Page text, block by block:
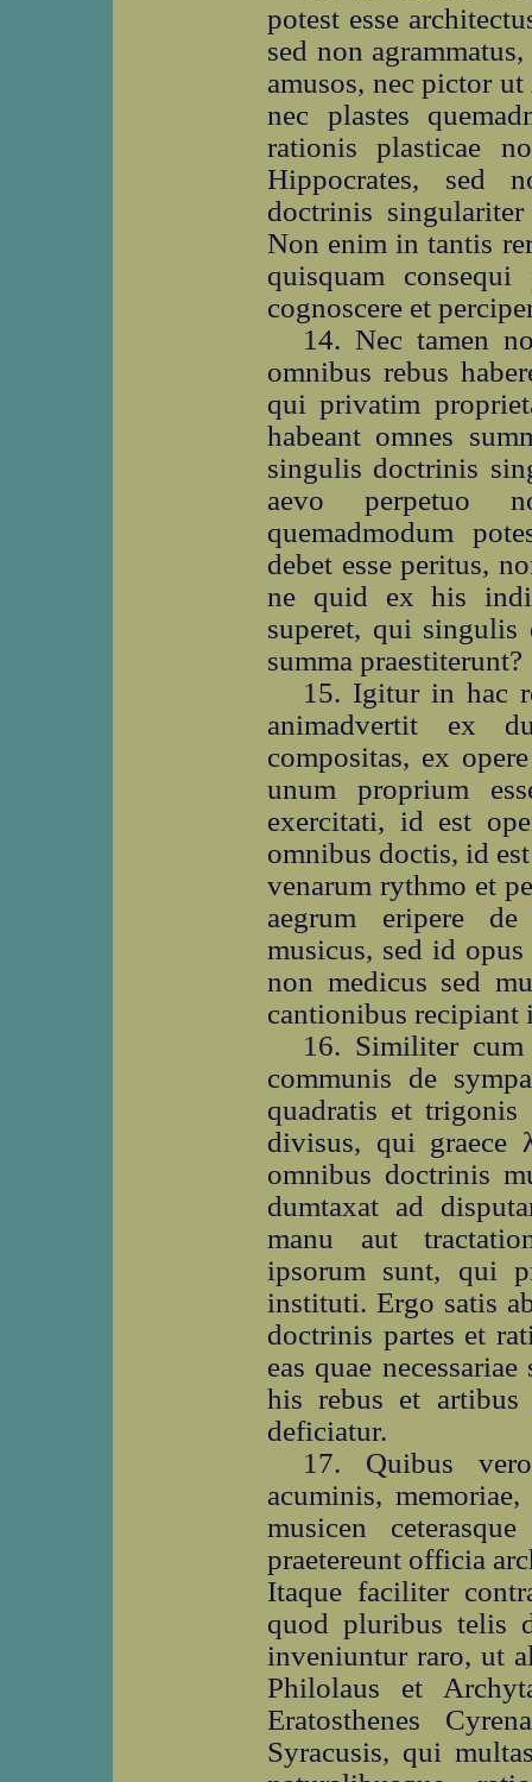
potest esse
sed non
amusos, nec pictor
nec plastes
rationis plasticae
Hippocrates, sed
doctrinis
Non enim in tantis
quisquam
cognoscere et
14. Nec tamen
omnibus rebus
qui privatim
habeant omnes
singulis doctrinis
aevo perpetuo
quemadmodum
debet esse peritus,
ne quid ex his
superet, qui singulis
summa praestiterunt?
15. Igitur in hac
animadvertit ex
compositas, ex
unum proprium
exercitati, id est
omnibus doctis, id
venarum rythmo et
aegrum eripere
musicus, sed id
non medicus sed
cantionibus recipiant
16. Similiter
communis de
quadratis et trigonis
divisus, qui graece
omnibus doctrinis
dumtaxat ad
manu aut
ipsorum sunt, qui
instituti. Ergo satis
doctrinis partes et
eas quae
his rebus et
deficiatur.
17. Quibus
acuminis,
musicen
praetereunt officia
Itaque faciliter
quod pluribus telis
inveniuntur raro, ut
Philolaus et
Eratosthenes
Syracusis, qui